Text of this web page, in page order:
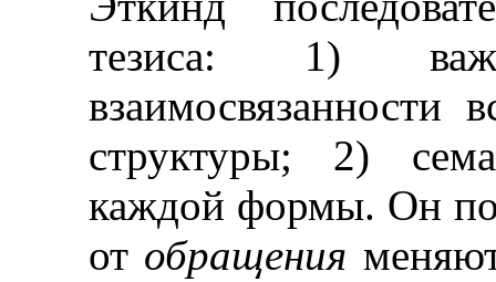
тезиса: 1)
взаимосвязанности
структуры; 2)
каждой формы. Он
от обращения